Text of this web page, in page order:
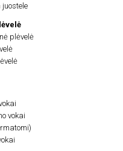
plėvelė
vokai